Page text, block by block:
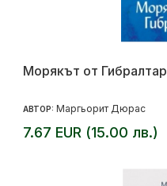
Морякът от Гибралтар
АВТОР: Маргьорит Дюрас
7.67 EUR (15.00 лв.)